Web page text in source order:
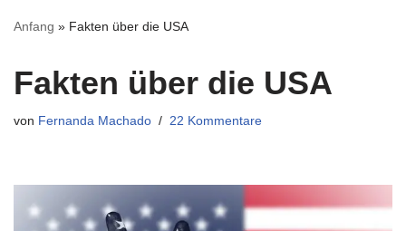
Anfang » Fakten über die USA
Fakten über die USA
von Fernanda Machado 22 Kommentare